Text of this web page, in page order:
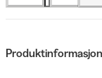
Produktinformasjon